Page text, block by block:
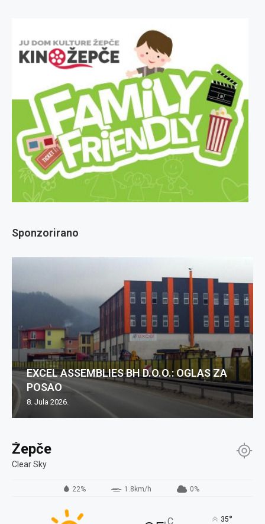
Žepče
Clear Sky
22% 1.8km/h 0%
C 35°
Sponzorirano
EXCEL ASSEMBLIES BH D.O.O.: OGLAS ZA
POSAO
8. Jula 2026.